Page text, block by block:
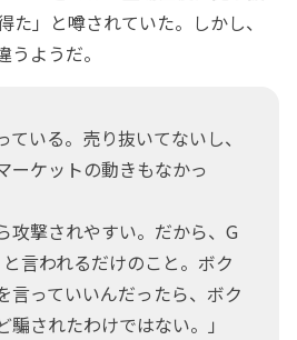
た」と噂されていた。しかし、
ようだ。
ている。売り抜いてないし、
ーケットの動きもなかっ
攻撃されやすい。だから、G
言われるだけのこと。ボク
言っていいんだったら、ボク
騙されたわけではない。」